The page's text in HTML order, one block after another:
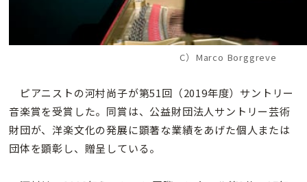
C）Marco Borggreve
ピアニストの河村尚子が第51回（2019年度）サントリー
音楽賞を受賞した。同賞は、公益財団法人サントリー芸術
財団が、洋楽文化の発展に顕著な業績をあげた個人または
団体を顕彰し、贈呈している。